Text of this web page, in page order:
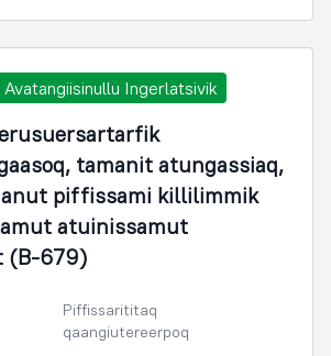
Ingerlatsivik
tamanit atungassiaq,
piffissami killilimmik
atuinissamut
(B-679)
Piffissarititaq
qaangiutereerpoq